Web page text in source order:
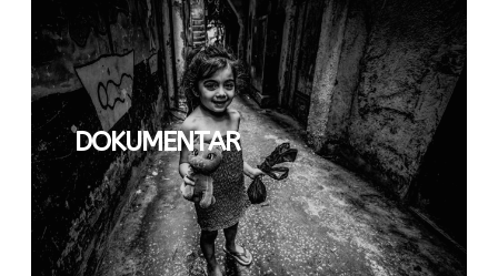
DOKUMENTAR